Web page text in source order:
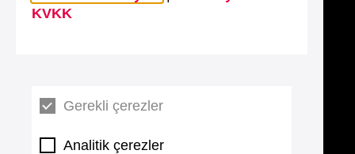
KVKK
Gerekli çerezler
Analitik çerezler